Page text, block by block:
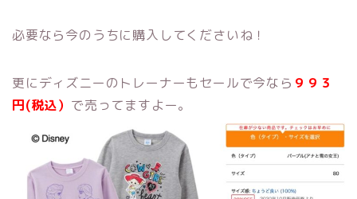
必要なら今のうちに購入してくださいね！
更にディズニーのトレーナーもセールで今なら ９９３
円(税込） で売ってますよー。